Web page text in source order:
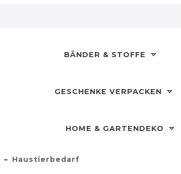
BÄNDER & STOFFE
GESCHENKE VERPACKEN
HOME & GARTENDEKO
Haustierbedarf